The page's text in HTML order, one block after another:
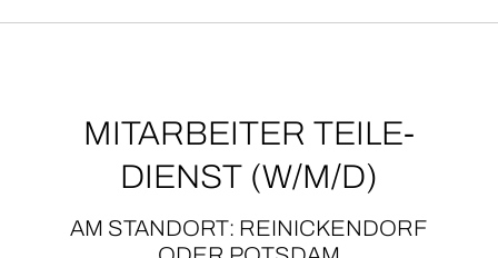
MIT­AR­BEI­TER TEI­LE­
DIENST (W/M/D)
AM STAND­ORT: REINICKENDORF